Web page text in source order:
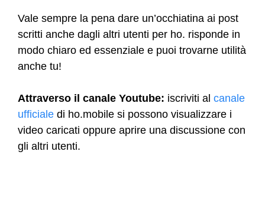
Vale sempre la pena dare un’occhiatina ai post
scritti anche dagli altri utenti per ho. risponde in
modo chiaro ed essenziale e puoi trovarne utilità
anche tu!
Attraverso il canale Youtube: iscriviti al canale
ufficiale di ho.mobile si possono visualizzare i
video caricati oppure aprire una discussione con
gli altri utenti.